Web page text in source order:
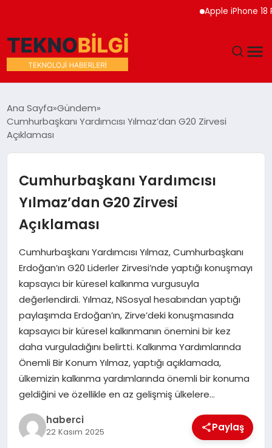
Apple iPhone 18 Pro
DÜNYA
MAGAZIN
SAĞLIK
SIYASET
SPOR
TEKNOLOJI
YAŞAM
Ana Sayfa Gündem
Cumhurbaşkanı Yardımcısı Yılmaz’dan G20 Zirvesi
Açıklaması
Cumhurbaşkanı Yardımcısı
Yılmaz’dan G20 Zirvesi
Açıklaması
Cumhurbaşkanı Yardımcısı Yılmaz, Cumhurbaşkanı
Erdoğan’ın G20 Liderler Zirvesi’nde yaptığı konuşmayı
kapsayıcı bir küresel kalkınma vurgusuyla
değerlendirdi. Yılmaz, NSosyal hesabından yaptığı
paylaşımda Erdoğan’ın, Zirve’deki konuşmasında
kapsayıcı bir küresel kalkınmanın önemini bir kez
daha vurguladığını belirtti. Kalkınma Yardımlarında
Önemli Bir Konum Yılmaz, yaptığı açıklamada,
ülkemizin kalkınma yardımlarında önemli bir konuma
geldiğini ve özellikle en az gelişmiş ülkelere…
haberci
22 Kasım 2025 Paylaş